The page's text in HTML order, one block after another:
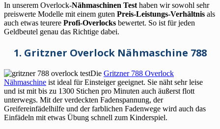
In unserem Overlock-Nähmaschinen Test haben wir sowohl sehr
preiswerte Modelle mit einem guten Preis-Leistungs-Verhältnis als
auch etwas teurere Profi-Overlocks bewertet. So ist für jeden
Geldbeutel genau das Richtige dabei.
1. Gritzner Overlock Nähmaschine 788
Die Gritzner 788 Overlock
Nähmaschine ist ideal für Einsteiger geeignet. Sie näht sehr leise
und ist mit bis zu 1300 Stichen pro Minuten auch äußerst flott
unterwegs. Mit der verdeckten Fadenspannung, der
Greifereinfädelhilfe und der farblichen Fadenwege wird auch das
Einfädeln mit etwas Übung schnell zum Kinderspiel.